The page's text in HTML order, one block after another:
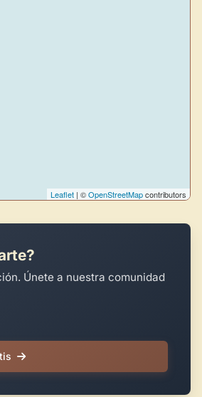
Leaflet | ©OpenStreetMapcontributors
Únete a nuestra comunidad